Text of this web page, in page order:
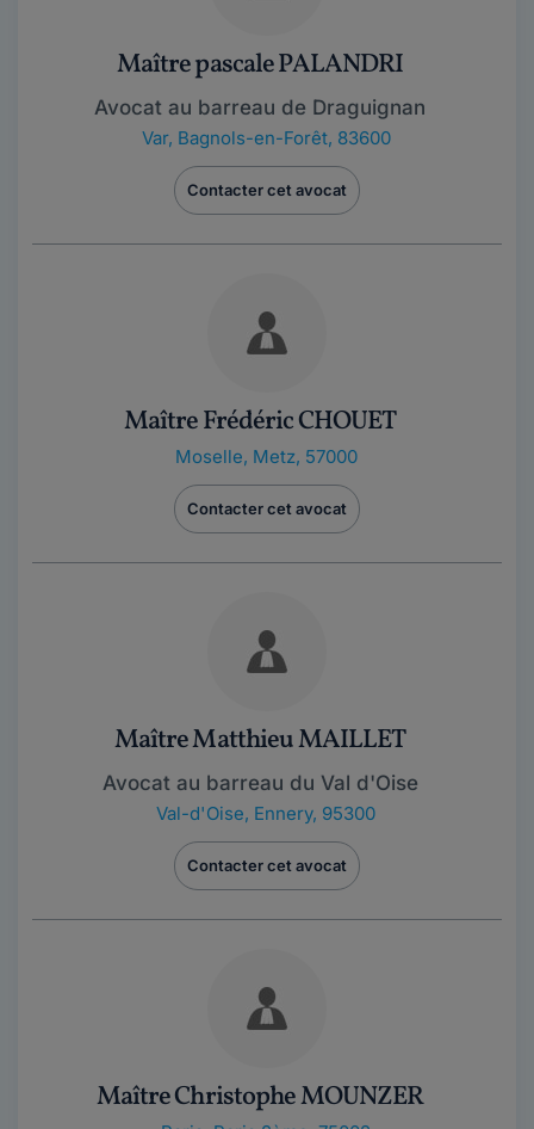
Maître pascale PALANDRI
Avocat au barreau de Draguignan
Var, Bagnols-en-Forêt, 83600
Contacter cet avocat
Maître Frédéric CHOUET
Moselle, Metz, 57000
Contacter cet avocat
Maître Matthieu MAILLET
Avocat au barreau du Val d'Oise
Val-d'Oise, Ennery, 95300
Contacter cet avocat
Maître Christophe MOUNZER